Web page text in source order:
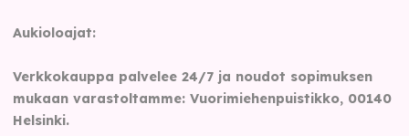
Aukioloajat:
Verkkokauppa palvelee 24/7 ja noudot sopimuksen
mukaan varastoltamme: Vuorimiehenpuistikko, 00140
Helsinki.